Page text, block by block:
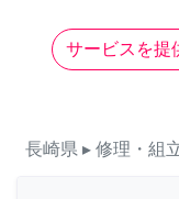
サービスを提
長崎県 ▸ 修理・組